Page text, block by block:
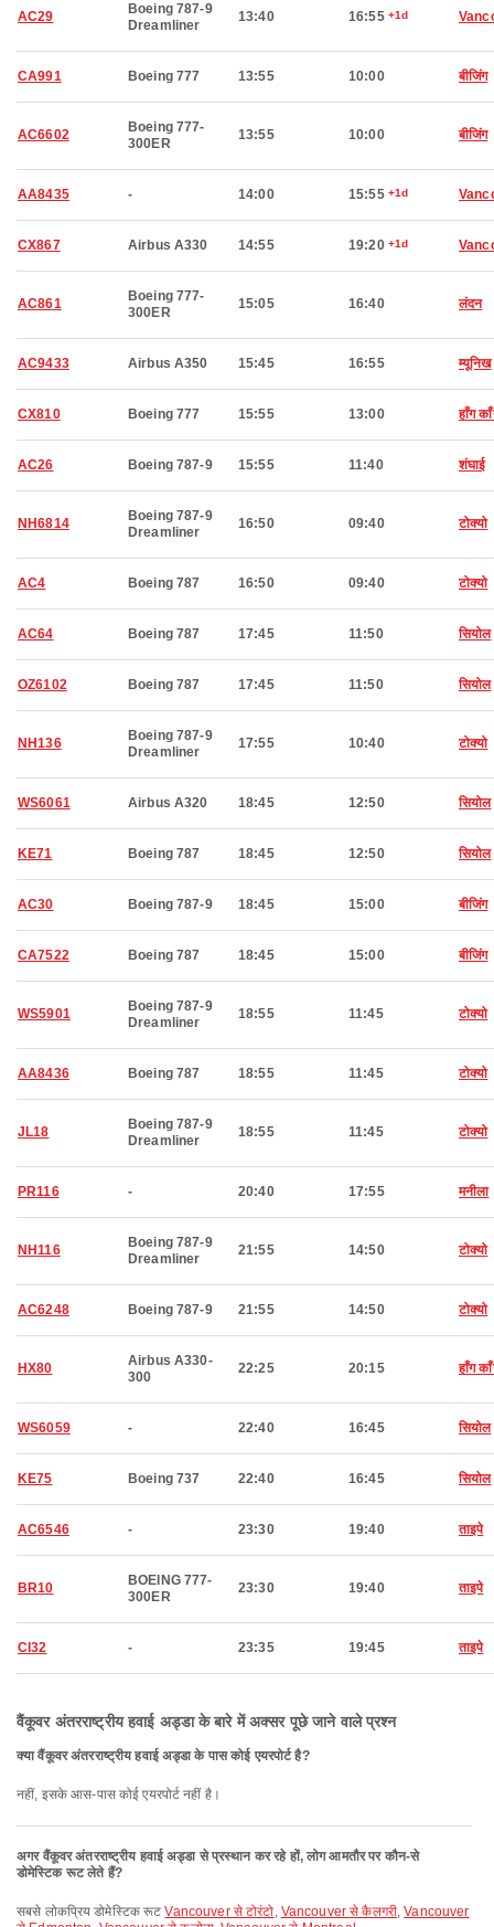
AC29
Boeing 787-9
Dreamliner
13:40 16:55 +1d
CA991 Boeing 777 13:55 10:00 बीजिंग
AC6602
Boeing 777-
300ER
13:55 10:00 बीजिंग
AA8435 - 14:00 15:55 +1d
CX867 Airbus A330 14:55 19:20 +1d
AC861
Boeing 777-
300ER
15:05 16:40 लंदन
AC9433 Airbus A350 15:45 16:55 म्यूनिख
CX810 Boeing 777 15:55 13:00 हाँग
AC26 Boeing 787-9 15:55 11:40 शंघाई
NH6814
Boeing 787-9
Dreamliner
16:50 09:40 टोक्यो
AC4 Boeing 787 16:50 09:40 टोक्यो
AC64 Boeing 787 17:45 11:50 सियोल
OZ6102 Boeing 787 17:45 11:50 सियोल
NH136
Boeing 787-9
Dreamliner
17:55 10:40 टोक्यो
WS6061 Airbus A320 18:45 12:50 सियोल
KE71 Boeing 787 18:45 12:50 सियोल
AC30 Boeing 787-9 18:45 15:00 बीजिंग
CA7522 Boeing 787 18:45 15:00 बीजिंग
WS5901
Boeing 787-9
Dreamliner
18:55 11:45 टोक्यो
AA8436 Boeing 787 18:55 11:45 टोक्यो
JL18
Boeing 787-9
Dreamliner
18:55 11:45 टोक्यो
PR116 - 20:40 17:55 मनीला
NH116
Boeing 787-9
Dreamliner
21:55 14:50 टोक्यो
AC6248 Boeing 787-9 21:55 14:50 टोक्यो
HX80
Airbus A330-
300
22:25 20:15 हाँग
WS6059 - 22:40 16:45 सियोल
KE75 Boeing 737 22:40 16:45 सियोल
AC6546 - 23:30 19:40 ताइपे
BR10
BOEING 777-
300ER
23:30 19:40 ताइपे
CI32 - 23:35 19:45 ताइपे
वैंकूवर अंतरराष्ट्रीय हवाई अड्डा के बारे में अक्सर पूछे जाने वाले प्रश्न
क्या वैंकूवर अंतरराष्ट्रीय हवाई अड्डा के पास कोई एयरपोर्ट है?
नहीं, इसके आस-पास कोई एयरपोर्ट नहीं है।
अगर वैंकूवर अंतरराष्ट्रीय हवाई अड्डा से प्रस्थान कर रहे हों, लोग आमतौर पर कौन-से
डोमेस्टिक रूट लेते हैं?
सबसे लोकप्रिय डोमेस्टिक रूटVancouver से टोरंटो, Vancouver से कैलगरी,Vancouver